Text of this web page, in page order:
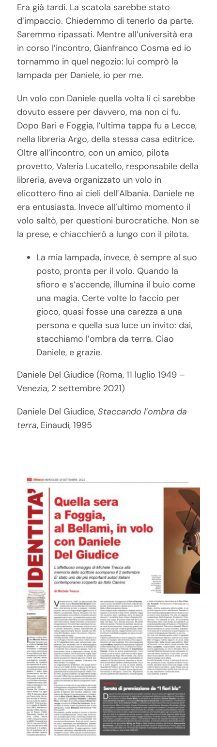
Era già tardi. La scatola sarebbe stato
d’impaccio. Chiedemmo di tenerlo da parte.
Saremmo ripassati. Mentre all’università era
in corso l’incontro, Gianfranco Cosma ed io
tornammo in quel negozio: lui comprò la
lampada per Daniele, io per me.
Un volo con Daniele quella volta lì ci sarebbe
dovuto essere per davvero, ma non ci fu.
Dopo Bari e Foggia, l’ultima tappa fu a Lecce,
nella libreria Argo, della stessa casa editrice.
Oltre all’incontro, con un amico, pilota
provetto, Valeria Lucatello, responsabile della
libreria, aveva organizzato un volo in
elicottero fino ai cieli dell’Albania. Daniele ne
era entusiasta. Invece all’ultimo momento il
volo saltò, per questioni burocratiche. Non se
la prese, e chiacchierò a lungo con il pilota.
La mia lampada, invece, è sempre al suo
posto, pronta per il volo. Quando la
sfioro e s’accende, illumina il buio come
una magia. Certe volte lo faccio per
gioco, quasi fosse una carezza a una
persona e quella sua luce un invito: dai,
stacchiamo l’ombra da terra. Ciao
Daniele, e grazie.
Daniele Del Giudice (Roma, 11 luglio 1949 –
Venezia, 2 settembre 2021)
Daniele Del Giudice,Staccando l’ombra da
terra, Einaudi, 1995